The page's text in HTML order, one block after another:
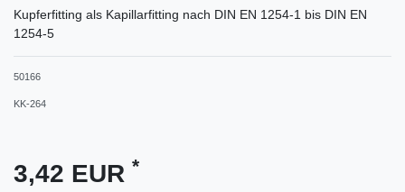
Kupferfitting als Kapillarfitting nach DIN EN 1254-1 bis DIN EN
1254-5
50166
KK-264
3,42 EUR *